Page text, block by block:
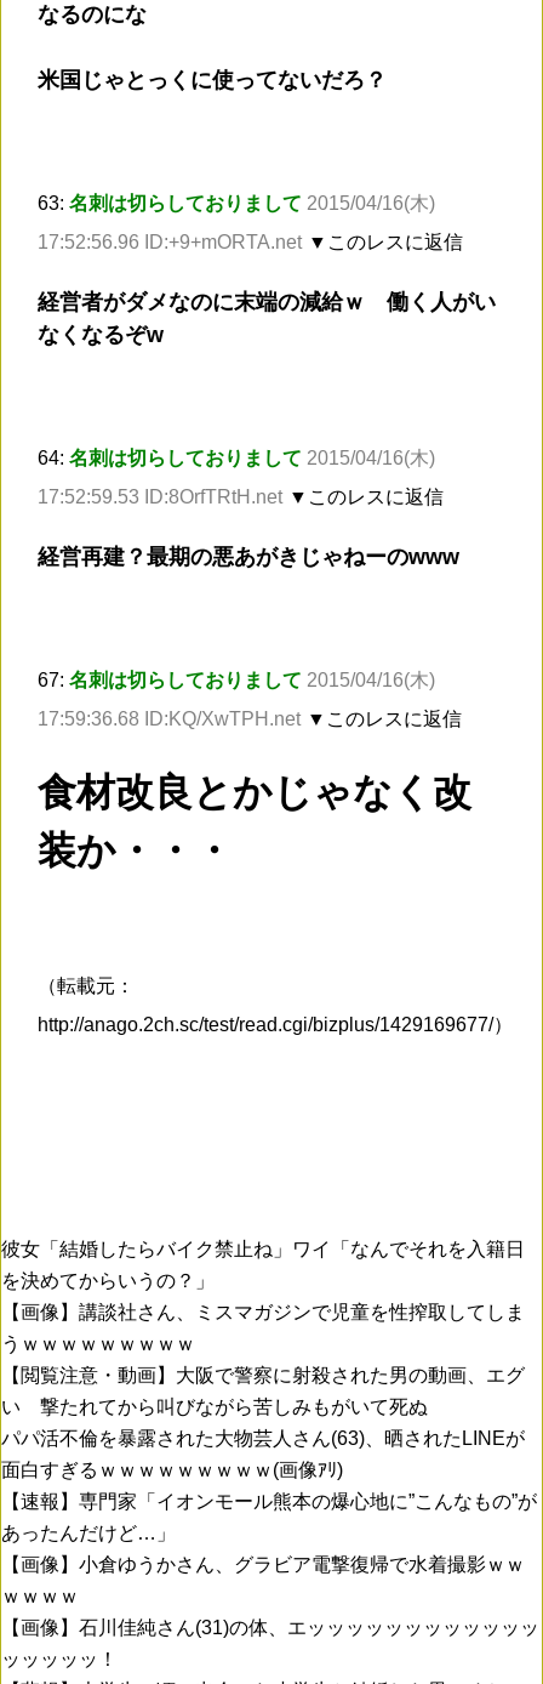
なるのにな
米国じゃとっくに使ってないだろ？
63: 名刺は切らしておりまして 2015/04/16(木)
17:52:56.96 ID:+9+mORTA.net ▼このレスに返信
経営者がダメなのに末端の減給ｗ 働く人がい
なくなるぞw
64: 名刺は切らしておりまして 2015/04/16(木)
17:52:59.53 ID:8OrfTRtH.net ▼このレスに返信
経営再建？最期の悪あがきじゃねーのwww
67: 名刺は切らしておりまして 2015/04/16(木)
17:59:36.68 ID:KQ/XwTPH.net ▼このレスに返信
食材改良とかじゃなく改
装か・・・
（転載元：
http://anago.2ch.sc/test/read.cgi/bizplus/1429169677/）
彼女「結婚したらバイク禁止ね」ワイ「なんでそれを入籍日
を決めてからいうの？」
【画像】講談社さん、ミスマガジンで児童を性搾取してしま
うｗｗｗｗｗｗｗｗｗ
【閲覧注意・動画】大阪で警察に射殺された男の動画、エグ
い 撃たれてから叫びながら苦しみもがいて死ぬ
パパ活不倫を暴露された大物芸人さん(63)、晒されたLINEが
面白すぎるｗｗｗｗｗｗｗｗｗ(画像ｱﾘ)
【速報】専門家「イオンモール熊本の爆心地に”こんなもの”が
あったんだけど…」
【画像】小倉ゆうかさん、グラビア電撃復帰で水着撮影ｗｗ
ｗｗｗｗ
【画像】石川佳純さん(31)の体、エッッッッッッッッッッッッ
ッッッッッ！